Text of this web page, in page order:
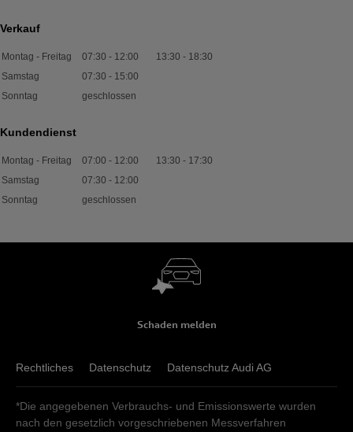
Verkauf
Montag - Freitag 07:30 - 12:00 13:30 - 18:30
Samstag
07:30 - 15:00
Sonntag
geschlossen
Kundendienst
Montag - Freitag 07:00 - 12:00 13:30 - 17:30
Samstag
07:30 - 12:00
Sonntag
geschlossen
Schaden melden
Rechtliches Datenschutz Datenschutz Audi AG
*Die angegebenen Verbrauchs- und Emissionswerte wurden
nach den gesetzlich vorgeschriebenen Messverfahren